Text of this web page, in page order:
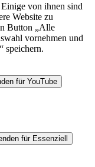
von ihnen sind
Website zu
Button „Alle
vornehmen und
speichern.
für YouTube
für Essenziell